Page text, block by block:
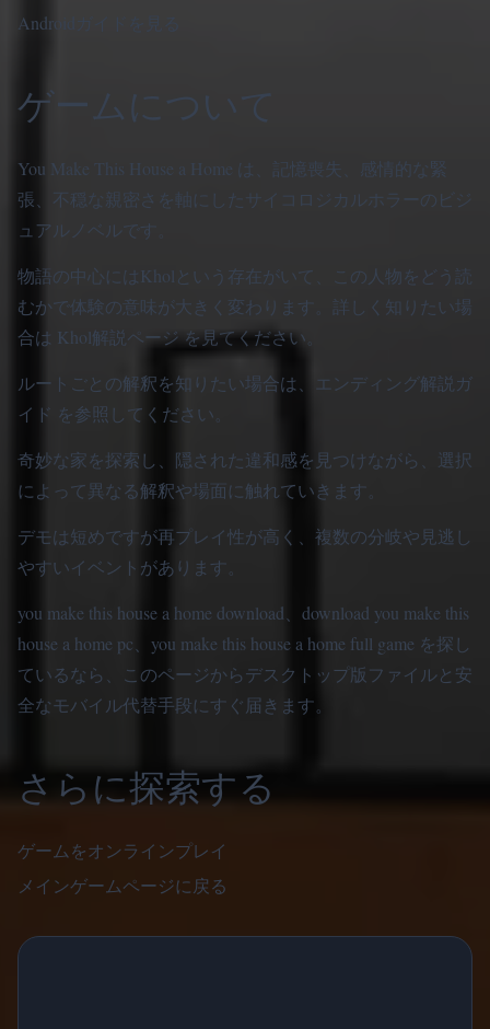
Androidガイドを見る
ゲームについて
You Make This House a Home は、記憶喪失、感情的な緊
張、不穏な親密さを軸にしたサイコロジカルホラーのビジ
ュアルノベルです。
物語の中心にはKholという存在がいて、この人物をどう読
むかで体験の意味が大きく変わります。詳しく知りたい場
合は Khol解説ページを見てください。
ルートごとの解釈を知りたい場合は、
エンディング解説ガ
イド を参照してください。
奇妙な家を探索し、隠された違和感を見つけながら、選択
によって異なる解釈や場面に触れていきます。
デモは短めですが再プレイ性が高く、複数の分岐や見逃し
やすいイベントがあります。
you make this house a home download、download you make this
house a home pc、you make this house a home full game を探し
ているなら、このページからデスクトップ版ファイルと安
全なモバイル代替手段にすぐ届きます。
さらに探索する
ゲームをオンラインプレイ
メインゲームページに戻る